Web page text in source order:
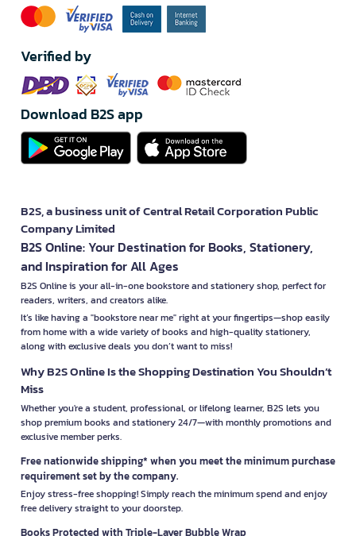
Verified by
Download B2S app
B2S, a business unit of Central Retail Corporation Public
Company Limited
B2S Online: Your Destination for Books, Stationery,
and Inspiration for All Ages
B2S Online is your all-in-one bookstore and stationery shop, perfect for
readers, writers, and creators alike.
It’s like having a "bookstore near me" right at your fingertips—shop easily
from home with a wide variety of books and high-quality stationery,
along with exclusive deals you don’t want to miss!
Why B2S Online Is the Shopping Destination You Shouldn’t
Miss
Whether you're a student, professional, or lifelong learner, B2S lets you
shop premium books and stationery 24/7—with monthly promotions and
exclusive member perks.
Free nationwide shipping* when you meet the minimum purchase
requirement set by the company.
Enjoy stress-free shopping! Simply reach the minimum spend and enjoy
free delivery straight to your doorstep.
Books Protected with Triple-Layer Bubble Wrap